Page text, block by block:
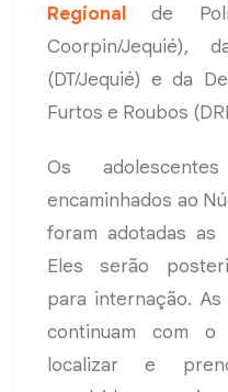
Regional
de
Coorpin/Jequié),
(DT/Jequié) e da
Furtos e Roubos
Os
encaminhados ao
foram adotadas as
Eles serão
para internação.
continuam com o
localizar e